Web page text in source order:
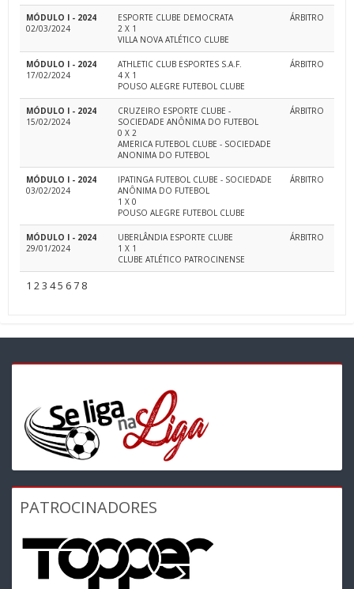
MÓDULO I - 2024
02/03/2024
ESPORTE CLUBE DEMOCRATA
2 X 1
VILLA NOVA ATLÉTICO CLUBE
ÁRBITRO
MÓDULO I - 2024
17/02/2024
ATHLETIC CLUB ESPORTES S.A.F.
4 X 1
POUSO ALEGRE FUTEBOL CLUBE
ÁRBITRO
MÓDULO I - 2024
15/02/2024
CRUZEIRO ESPORTE CLUBE -
SOCIEDADE ANÔNIMA DO FUTEBOL
0 X 2
AMERICA FUTEBOL CLUBE - SOCIEDADE
ANONIMA DO FUTEBOL
ÁRBITRO
MÓDULO I - 2024
03/02/2024
IPATINGA FUTEBOL CLUBE - SOCIEDADE
ANÔNIMA DO FUTEBOL
1 X 0
POUSO ALEGRE FUTEBOL CLUBE
ÁRBITRO
MÓDULO I - 2024
29/01/2024
UBERLÂNDIA ESPORTE CLUBE
1 X 1
CLUBE ATLÉTICO PATROCINENSE
ÁRBITRO
1 23 45 67 8
PATROCINADORES